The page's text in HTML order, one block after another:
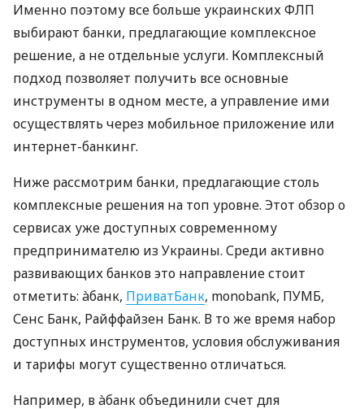
Именно поэтому все больше украинских ФЛП
выбирают банки, предлагающие комплексное
решение, а не отдельные услуги. Комплексный
подход позволяет получить все основные
инструменты в одном месте, а управление ими
осуществлять через мобильное приложение или
интернет-банкинг.
Ниже рассмотрим банки, предлагающие столь
комплексные решения на топ уровне. Этот обзор о
сервисах уже доступных современному
предпринимателю из Украины. Среди активно
развивающих банков это направление стоит
отметить: àбанк, ПриватБанк, monobank, ПУМБ,
Сенс Банк, Райффайзен Банк. В то же время набор
доступных инструментов, условия обслуживания
и тарифы могут существенно отличаться.
Например, в àбанк объединили счет для